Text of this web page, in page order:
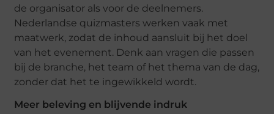
de organisator als voor de deelnemers.
Nederlandse quizmasters werken vaak met
maatwerk, zodat de inhoud aansluit bij het doel
van het evenement. Denk aan vragen die passen
bij de branche, het team of het thema van de dag,
zonder dat het te ingewikkeld wordt.
Meer beleving en blijvende indruk